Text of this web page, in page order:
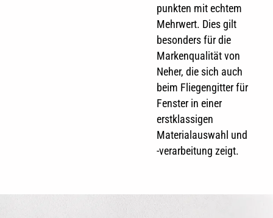
punkten mit echtem
Mehrwert. Dies gilt
besonders für die
Markenqualität von
Neher, die sich auch
beim Fliegengitter für
Fenster in einer
erstklassigen
Materialauswahl und
-verarbeitung zeigt.